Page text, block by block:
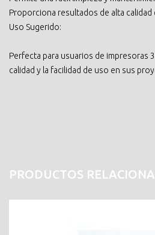
Proporciona resultados de alta calidad
Uso Sugerido:
Perfecta para usuarios de impresoras
calidad y la facilidad de uso en sus
PRODUCTOS